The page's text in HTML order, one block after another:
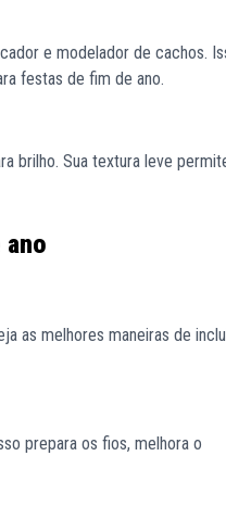
e modelador de cachos.
festas de fim de ano.
brilho. Sua textura leve
as melhores maneiras de
prepara os fios, melhora o